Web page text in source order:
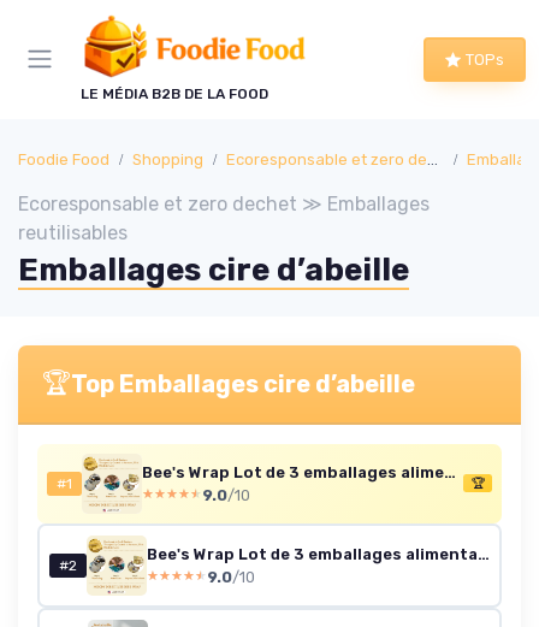
LE MÉDIA B2B DE LA FOOD
TOPs
Foodie Food Shopping Ecoresponsable et zero dechet
Ecoresponsable et zero dechet ≫ Emballages
reutilisables
Emballages cire d’abeille
🏆Top Emballages cire d’abeille
#1
Bee's Wrap Lot de 3 emballages alimentaires en cire d'abeille pour nourriture – Garden Party (2 m 1 sandwich) fabriqués aux États-Unis – Emballage alimentaire réutilisable et biologique – Alternative
★★★★★
★★★★★ 9.0/10
🏆
#2
Bee's Wrap Lot de 3 emballages alimentaires en cire d'abeille pour aliments – Botanical (2 m 1 sandwich) fabriqués aux États-Unis – Emballage alimentaire réutilisable et biologique – Alternative
★★★★★
★★★★★ 9.0/10
Panneau de gestion des cookies